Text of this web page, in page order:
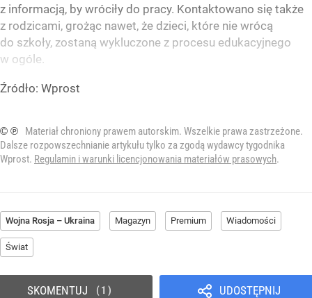
z informacją, by wróciły do pracy. Kontaktowano się także
z rodzicami, grożąc nawet, że dzieci, które nie wrócą
do szkoły, zostaną wykluczone z procesu edukacyjnego
w ogóle.
Źródło: Wprost
© ℗
Materiał chroniony prawem autorskim. Wszelkie prawa zastrzeżone.
Dalsze rozpowszechnianie artykułu tylko za zgodą wydawcy tygodnika
Wprost. Regulamin i warunki licencjonowania materiałów prasowych.
Wojna Rosja – Ukraina Magazyn Premium Wiadomości
Świat
UDOSTĘPNIJ
SKOMENTUJ 1